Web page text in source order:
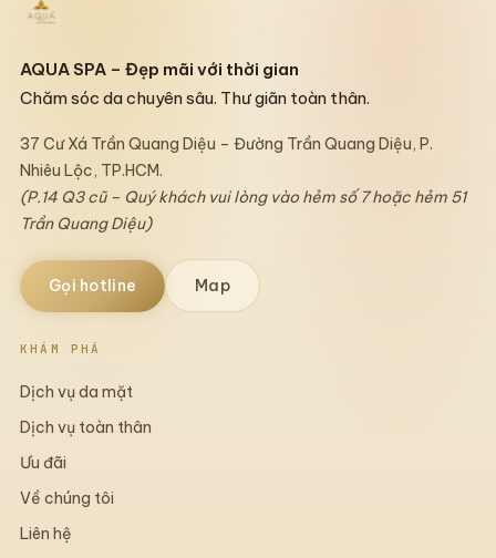
AQUA SPA – Đẹp mãi với thời gian
Chăm sóc da chuyên sâu. Thư giãn toàn thân.
37 Cư Xá Trần Quang Diệu – Đường Trần Quang Diệu, P.
Nhiêu Lộc, TP.HCM.
(P.14 Q3 cũ – Quý khách vui lòng vào hẻm số 7 hoặc hẻm 51
Trần Quang Diệu)
Gọi hotline Map
KHÁM PHÁ
Dịch vụ da mặt
Dịch vụ toàn thân
Ưu đãi
Về chúng tôi
Liên hệ